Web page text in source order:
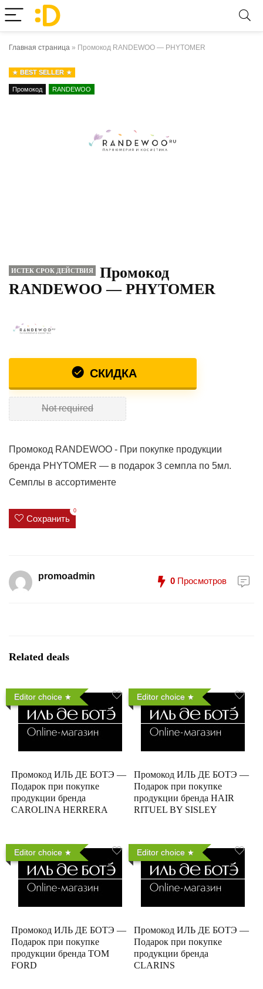
Главная страница » Промокод RANDEWOO — PHYTOMER
BEST SELLER
Промокод RANDEWOO
ИСТЕК СРОК ДЕЙСТВИЯ
Промокод
RANDEWOO — PHYTOMER
СКИДКА
Not required
Промокод RANDEWOO - При покупке продукции
бренда PHYTOMER — в подарок 3 семпла по 5мл.
Семплы в ассортименте
Сохранить
0
promoadmin 0 Просмотров
Related deals
Editor choice
Промокод ИЛЬ ДЕ БОТЭ —
Подарок при покупке
продукции бренда
CAROLINA HERRERA
Editor choice
Промокод ИЛЬ ДЕ БОТЭ —
Подарок при покупке
продукции бренда HAIR
RITUEL BY SISLEY
Editor choice
Промокод ИЛЬ ДЕ БОТЭ —
Подарок при покупке
продукции бренда TOM
FORD
Editor choice
Промокод ИЛЬ ДЕ БОТЭ —
Подарок при покупке
продукции бренда
CLARINS